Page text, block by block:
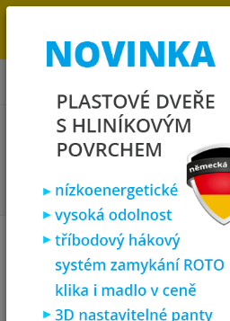
OBJEDNÁVKOU. MÁME 7 000
Plastová okna Okna dle rozměrů
Plastová okna
barvy na výběr